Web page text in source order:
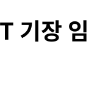
기장 임